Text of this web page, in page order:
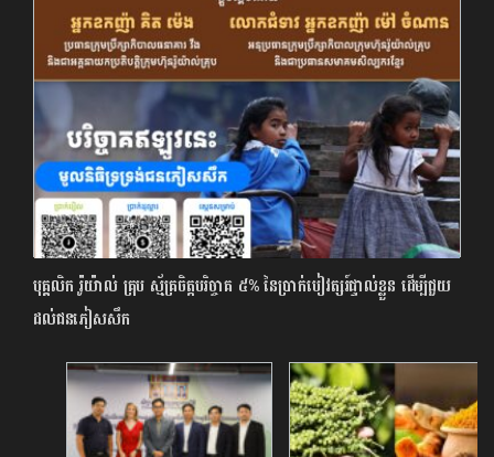
បុគ្គលិក រ៉ូយ៉ាល់ គ្រុប ស្ម័គ្រចិត្តបរិច្ចាគ ៥% នៃប្រាក់បៀវត្សរ៍ផ្ទាល់ខ្លួន ដើម្បីជួយ
ដល់ជនភៀសសឹក